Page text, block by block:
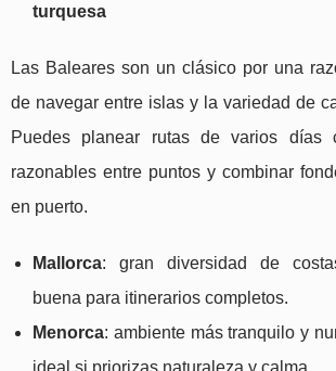
turquesa
Las Baleares son un clásico por una
de navegar entre islas y la variedad de
Puedes planear rutas de varios días
razonables entre puntos y combinar
en puerto.
Mallorca: gran diversidad de
buena para itinerarios completos.
Menorca: ambiente más tranquilo y
ideal si priorizas naturaleza y calma.